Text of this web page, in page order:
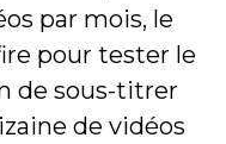
par mois, le
pour tester le
de sous-titrer
de vidéos